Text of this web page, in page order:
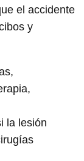
el accidente
y
la lesión